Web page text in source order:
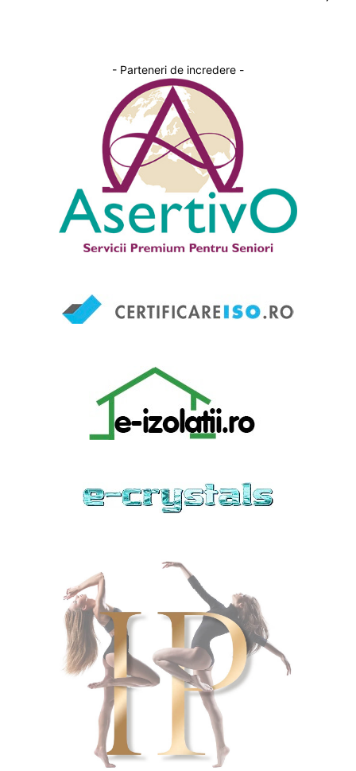
- Parteneri de incredere -